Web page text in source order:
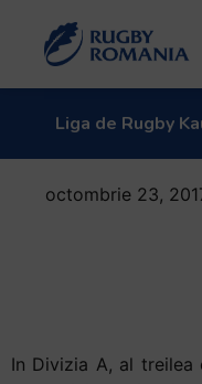
cititorul
cititorul
Liga de Rugby
octombrie 23,
In Divizia A, al